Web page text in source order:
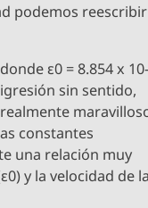
podemos reescribir
ε0 = 8.854 x
sin sentido,
constantes
una relación muy
y la velocidad de